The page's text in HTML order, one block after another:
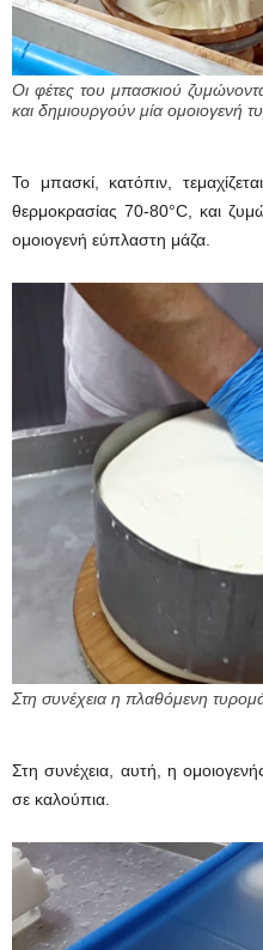
Οι φέτες του μπασκιού
και δημιουργούν μία ομοιογενή
Το μπασκί, κατόπιν,
θερμοκρασίας 70-80°C, και
ομοιογενή εύπλαστη μάζα.
Στη συνέχεια η πλαθόμενη
Στη συνέχεια, αυτή, η
σε καλούπια.